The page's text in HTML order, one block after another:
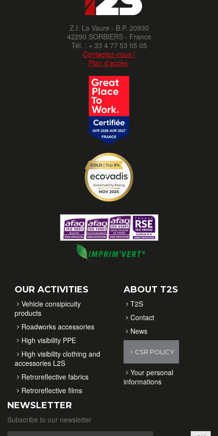
Z.I. La Vaure - B.P. 20930
42290 SORBIERS - France
Tél. : + 33 4 77 53 05 05
Contactez-nous !
Plan d'accès
OUR ACTIVITIES
Vehicle consipicuity
products
Roadworks accessories
High visibility PPE
High visibility clothing and
accessories L2S
Retroreflective fabrics
Retroreflective films
ABOUT T2S
T2S
Contact
News
CSR POLICY
Your personal
informations
NEWSLETTER
Subscribe to our newsletter